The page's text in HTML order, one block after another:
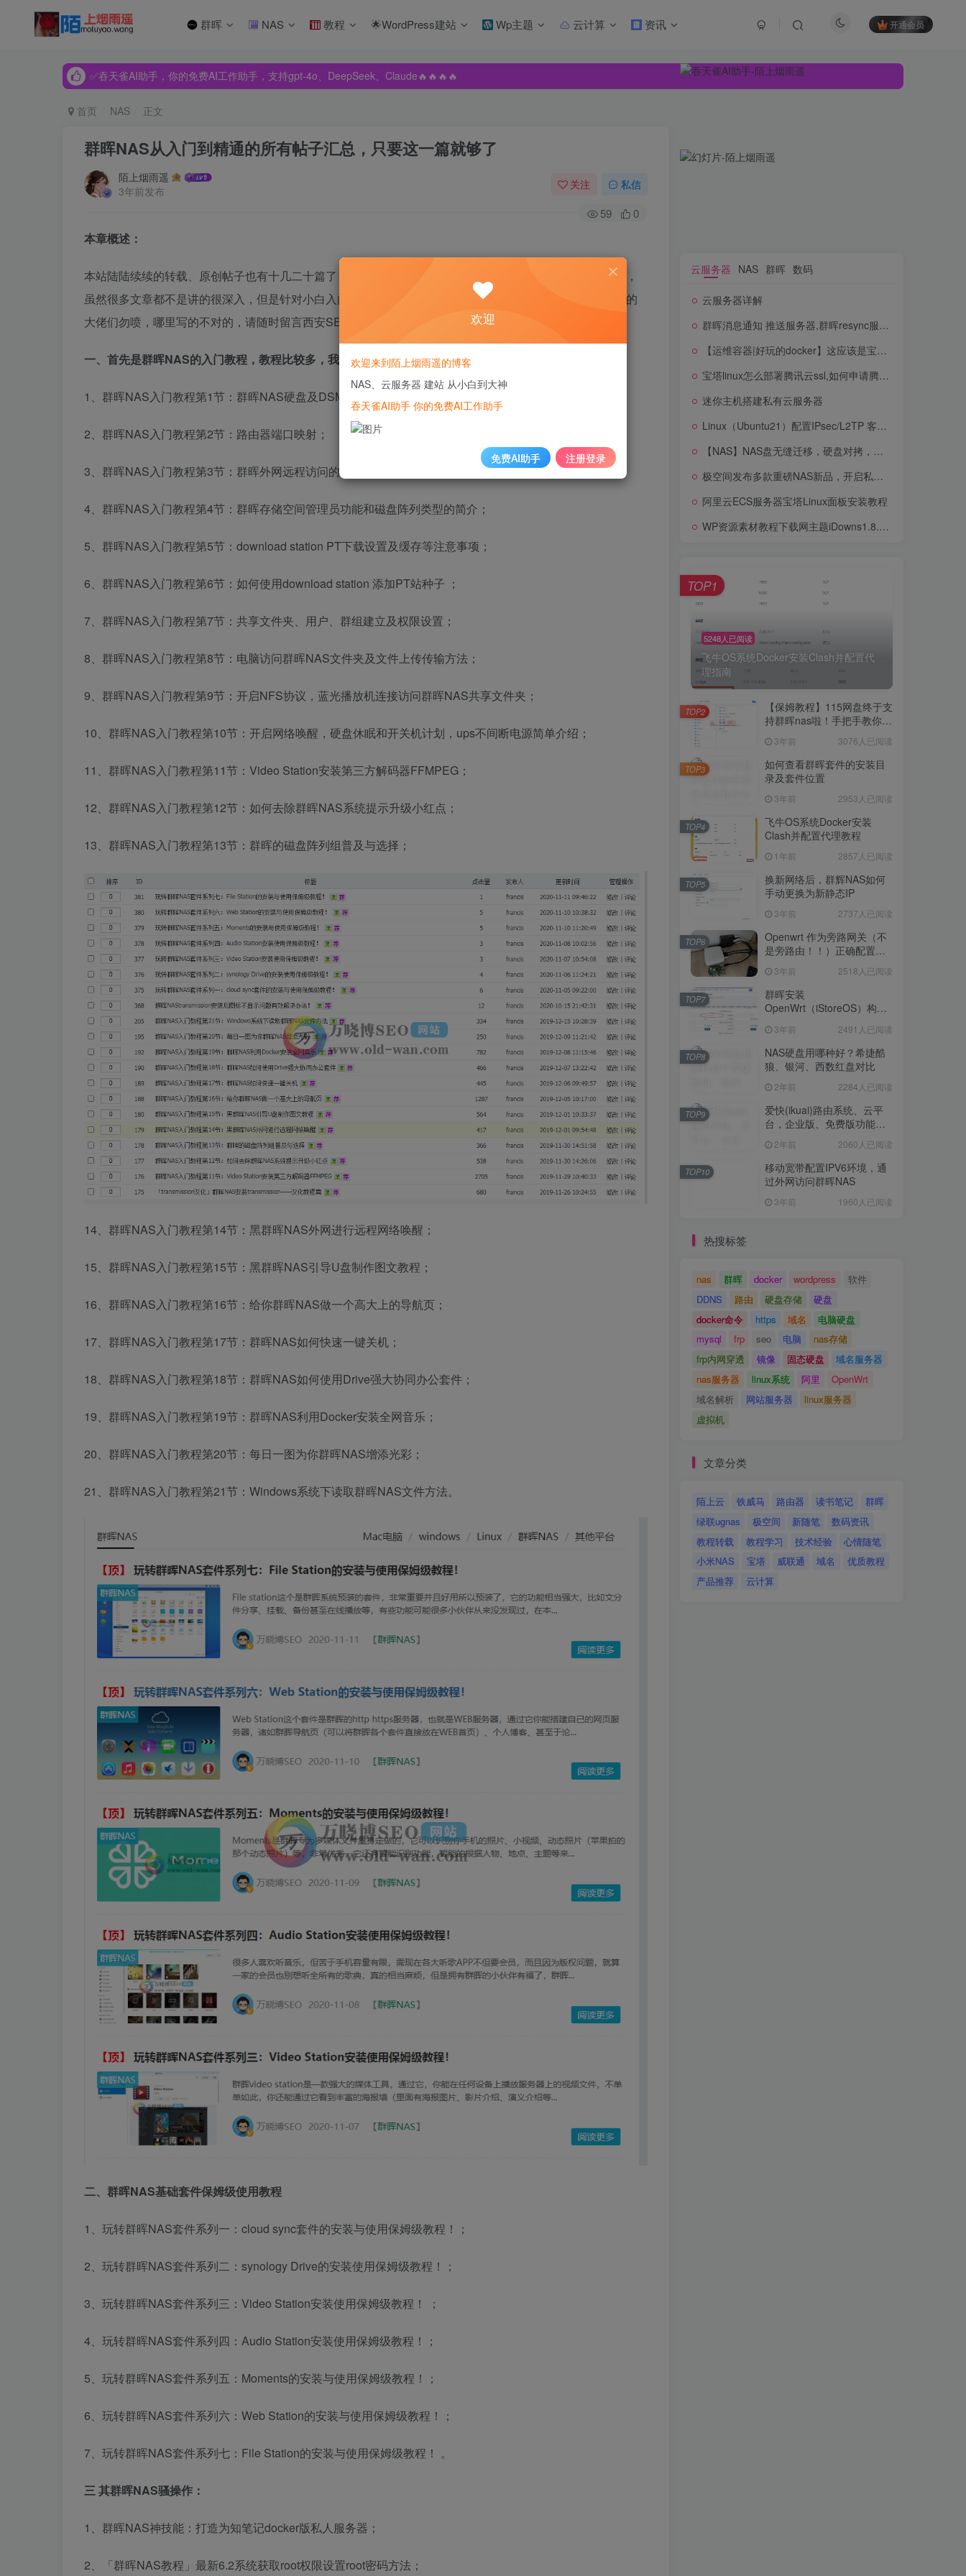
群晖 NAS 教程 🌟WordPress建站 Wp主题 云计算 资讯 开通会员
✅吞天雀AI助手，你的免费AI工作助手，支持gpt-4o、DeepSeek、Claude🔥🔥🔥🔥
✅吞天雀AI助手，你的免费AI工作助手，支持gpt-4o、DeepSeek、Claude🔥🔥🔥🔥
首页 NAS 正文
群晖NAS从入门到精通的所有帖子汇总，只要这一篇就够了
陌上烟雨遥
3年前发布
关注 私信
59 0
本章概述：
本站陆陆续续的转载、原创帖子也有十几二十篇了，从不同的角度对群晖NAS的各种骚操作都有深入的讲解，
虽然很多文章都不是讲的很深入，但是针对小白入门已经是足够了，希望对小白来说是一个入门，群晖NAS的
大佬们勿喷，哪里写的不对的，请随时留言西安SEO优化站长一定在第一时间纠正修改。
一、首先是群晖NAS的入门教程，教程比较多，我就列个列表，大家根据需求自行查阅
1、群晖NAS入门教程第1节：群晖NAS硬盘及DSM系统安装；
2、群晖NAS入门教程第2节：路由器端口映射；
3、群晖NAS入门教程第3节：群晖外网远程访问的3种方式设置教程；
4、群晖NAS入门教程第4节：群晖存储空间管理员功能和磁盘阵列类型的简介；
5、群晖NAS入门教程第5节：download station PT下载设置及缓存等注意事项；
6、群晖NAS入门教程第6节：如何使用download station 添加PT站种子 ；
7、群晖NAS入门教程第7节：共享文件夹、用户、群组建立及权限设置；
8、群晖NAS入门教程第8节：电脑访问群晖NAS文件夹及文件上传传输方法；
9、群晖NAS入门教程第9节：开启NFS协议，蓝光播放机连接访问群晖NAS共享文件夹；
10、群晖NAS入门教程第10节：开启网络唤醒，硬盘休眠和开关机计划，ups不间断电源简单介绍；
11、群晖NAS入门教程第11节：Video Station安装第三方解码器FFMPEG；
12、群晖NAS入门教程第12节：如何去除群晖NAS系统提示升级小红点；
13、群晖NAS入门教程第13节：群晖的磁盘阵列组普及与选择；
14、群晖NAS入门教程第14节：黑群晖NAS外网进行远程网络唤醒；
15、群晖NAS入门教程第15节：黑群晖NAS引导U盘制作图文教程；
16、群晖NAS入门教程第16节：给你群晖NAS做一个高大上的导航页；
17、群晖NAS入门教程第17节：群晖NAS如何快速一键关机；
18、群晖NAS入门教程第18节：群晖NAS如何使用Drive强大协同办公套件；
19、群晖NAS入门教程第19节：群晖NAS利用Docker安装全网音乐；
20、群晖NAS入门教程第20节：每日一图为你群晖NAS增添光彩；
21、群晖NAS入门教程第21节：Windows系统下读取群晖NAS文件方法。
二、群晖NAS基础套件保姆级使用教程
1、玩转群晖NAS套件系列一：cloud sync套件的安装与使用保姆级教程！；
2、玩转群晖NAS套件系列二：synology Drive的安装使用保姆级教程！；
3、玩转群晖NAS套件系列三：Video Station安装使用保姆级教程！ ；
4、玩转群晖NAS套件系列四：Audio Station安装使用保姆级教程！；
5、玩转群晖NAS套件系列五：Moments的安装与使用保姆级教程！；
6、玩转群晖NAS套件系列六：Web Station的安装与使用保姆级教程！；
7、玩转群晖NAS套件系列七：File Station的安装与使用保姆级教程！ 。
三 其群晖NAS骚操作：
1、群晖NAS神技能：打造为知笔记docker版私人服务器；
2、「群晖NAS教程」最新6.2系统获取root权限设置root密码方法；
云服务器 NAS 群晖 数码
云服务器详解
群晖消息通知 推送服务器,群晖resync服务器
【运维容器|好玩的docker】这应该是宝塔面板 最牛逼的安装方式了
宝塔linux怎么部署腾讯云ssl,如何申请腾讯云免费ssl证书并部署到宝塔面板？
迷你主机搭建私有云服务器
Linux（Ubuntu21）配置IPsec/L2TP 客户端
【NAS】NAS盘无缝迁移，硬盘对拷，硬盘克隆的方法，给NAS扩容或迁移数据
极空间发布多款重磅NAS新品，开启私有云新世代
阿里云ECS服务器宝塔Linux面板安装教程
WP资源素材教程下载网主题iDowns1.8.4 去授权无限制版
5248人已阅读
飞牛OS系统Docker安装Clash并配置代
理指南
TOP1
【保姆教程】115网盘终于支
持群晖nas啦！手把手教你群
盘！3年前 3076人已阅读
TOP2
如何查看群晖套件的安装目
录及套件位置
3年前 2953人已阅读
TOP3
飞牛OS系统Docker安装
Clash并配置代理教程
1年前 2857人已阅读
TOP4
换新网络后，群辉NAS如何
手动更换为新静态IP
3年前 2737人已阅读
TOP5
Openwrt 作为旁路网关（不
是旁路由！！）正确配置方
法，性能测试 —— 破解迷思
3年前 2518人已阅读
TOP6
群晖安装
OpenWrt（iStoreOS）构建
3年前 2491人已阅读
TOP7
NAS硬盘用哪种好？希捷酷
狼、银河、西数红盘对比
2年前 2284人已阅读
TOP8
爱快(ikuai)路由系统、云平
台，企业版、免费版功能对
2年前 2060人已阅读
TOP9
移动宽带配置IPV6环境，通
过外网访问群晖NAS
3年前 1960人已阅读
TOP10
热搜标签
nas 群晖 docker wordpress
软件
DDNS
路由 硬盘存储
硬盘
docker命令
https 域名
电脑硬盘
mysql
frp seo 电脑
nas存储
frp内网穿透
镜像 固态硬盘
域名服务器
nas服务器
linux系统 阿里
OpenWrt
域名解析
网站服务器
linux服务器
虚拟机
文章分类
陌上云 铁威马 路由器 读书笔记
群晖
绿联ugnas
极空间 新随笔
数码资讯
教程转载
教程学习 技术经验
心情随笔
小米NAS
宝塔 威联通 域名
优质教程
产品推荐
云计算
云服务器 NAS
5248人已阅读
飞牛OS系统Docker安装Clash并配置代
理指南
TOP1
【保姆教程】115网盘终于支
持群晖nas啦！手把手教你群
晖NAS-docker安装115网
盘！3年前
如何查看群晖套件的安装目
录及套件位置
3年前 2953人已阅读
飞牛OS系统Docker安装
Clash并配置代理教程
1年前 2857人已阅读
换新网络后，群辉NAS如何
手动更换为新静态IP
3年前 2737人已阅读
Openwrt 作为旁路网关（不
是旁路由！！）正确配置方
法，性能测试 —— 破解迷思
3年前 2518人已阅读
群晖安装
OpenWrt（iStoreOS）构建
旁路由配置
3年前 2491人已阅读
NAS硬盘用哪种好？希捷酷
狼、银河、西数红盘对比
2年前 2284人已阅读
爱快(ikuai)路由系统、云平
台，企业版、免费版功能对
比2年前 2060人已阅读
移动宽带配置IPV6环境，通
欢迎
欢迎来到陌上烟雨遥的博客
NAS、云服务器 建站 从小白到大神
吞天雀AI助手 你的免费AI工作助手
免费AI助手 注册登录